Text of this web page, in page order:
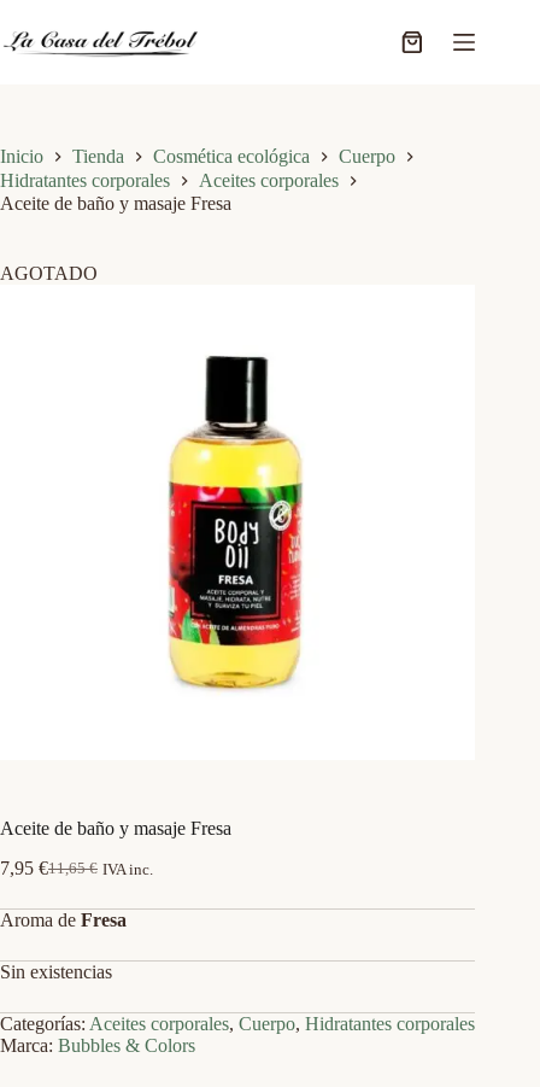
contenido
Carro
Inicio Tienda Cosmética ecológica
Cuerpo
Hidratantes corporales
Aceites corporales
Aceite de baño y masaje Fresa
AGOTADO
Aceite de baño y masaje Fresa
11,65€
El
original
11,65 €.
7,95 €El
actual
7,95 €.
IVA inc.
Aroma de Fresa
Sin existencias
Categorías: Aceites corporales, Cuerpo, Hidratantes corporales
Marca: Bubbles & Colors